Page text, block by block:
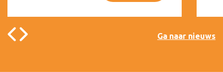
Ga naar nieuws